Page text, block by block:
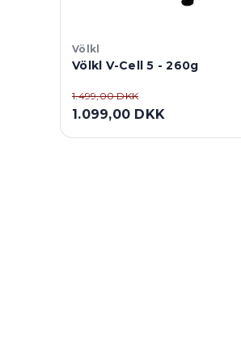
Völkl
Völkl V-Cell 5 - 260g
1.499,00 DKK
1.099,00 DKK